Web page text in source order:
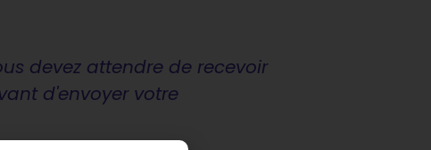
devez attendre de recevoir
d'envoyer votre